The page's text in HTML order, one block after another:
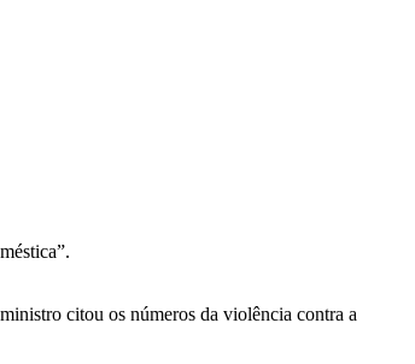
citou os números da violência contra a